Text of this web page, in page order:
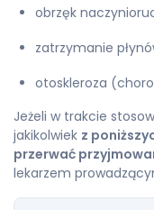
obrzęk
zatrzymanie
otoskleroza
Jeżeli w trakcie
jakikolwiek z
przerwać
lekarzem